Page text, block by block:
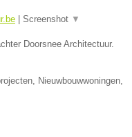
Screenshot ▼
Doorsnee Architectuur.
Nieuwbouwwoningen,